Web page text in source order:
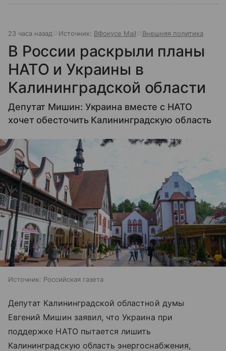
23 часа назад Источник: ВФокусе Mail Внешняя политика
В России раскрыли планы
НАТО и Украины в
Калининградской области
Депутат Мишин: Украина вместе с НАТО
хочет обесточить Калининградскую область
Источник: Российская газета
Депутат Калининградской областной думы
Евгений Мишин заявил, что Украина при
поддержке НАТО пытается лишить
Калининградскую область энергоснабжения,